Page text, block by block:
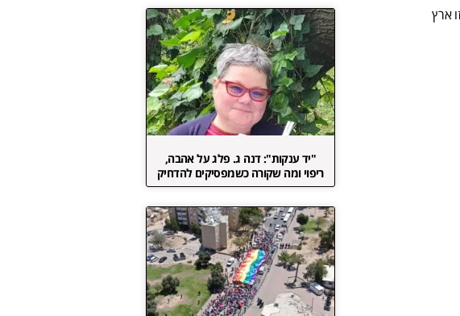
ארץ
"יד ענקות": דנה ג. פלג על אהבה,
ריפוי ומה שקורה כשמפסיקים להדחיק